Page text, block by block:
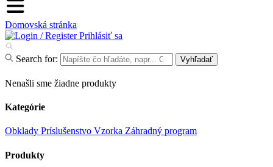
Domovská stránka
Prihlásiť sa
Search for: Vyhľadať
Nenašli sme žiadne produkty
Kategórie
Obklady Príslušenstvo Vzorka Záhradný program
Produkty